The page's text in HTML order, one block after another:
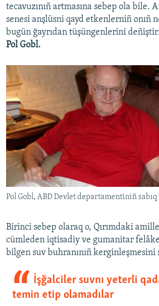
tecavuzınıñ artmasına sebep ola bile.
senesi anşlüsni qayd etkenlerniñ onıñ
bugün ğayrıdan tüşüngenlerini
Pol Gobl.
Pol Gobl, ABD Devlet departamentiniñ
Birinci sebep olaraq o, Qırımdaki
cümleden iqtisadiy ve gumanitar
bilgen suv buhranınıñ kerginleşmesini
İşğalciler suvnı yeterli
temin etip olamadılar